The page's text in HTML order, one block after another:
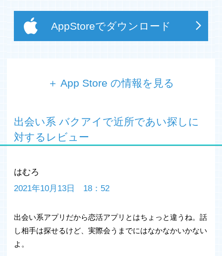
AppStoreでダウンロード
＋ App Store の情報を見る
イ」！
■電話番号＆メアドも一切不要！匿名利用も可能なチャッ
トアプリです！
≪バクアイとは…≫
・細かいプロフィール検索も可能なので、理想の相手の見
つけてみよう！
・掲示板やチャット機能など充実した機能を搭載！
出会い系 バクアイで近所であい探しに
対するレビュー
はむろ
2021年10月13日 18：52
出会い系アプリだから恋活アプリとはちょっと違うね。話
し相手は探せるけど、実際会うまでにはなかなかいかない
よ。